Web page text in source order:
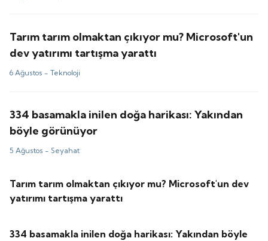
Tarım tarım olmaktan çıkıyor mu? Microsoft'un
dev yatırımı tartışma yarattı
6 Ağustos -Teknoloji
334 basamakla inilen doğa harikası: Yakından
böyle görünüyor
5 Ağustos -Seyahat
Tarım tarım olmaktan çıkıyor mu? Microsoft'un dev
yatırımı tartışma yarattı
334 basamakla inilen doğa harikası: Yakından böyle